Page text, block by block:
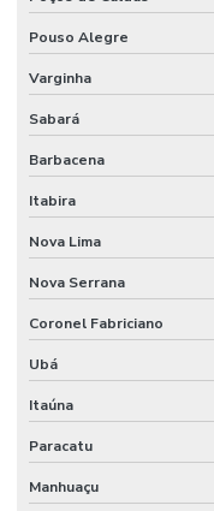
Pouso Alegre
Varginha
Sabará
Barbacena
Itabira
Nova Lima
Nova Serrana
Coronel Fabriciano
Ubá
Itaúna
Paracatu
Manhuaçu